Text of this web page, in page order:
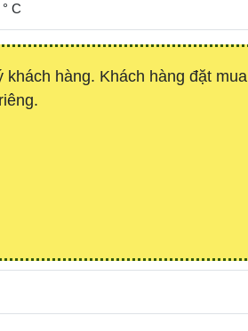
C
hàng. Khách hàng đặt mua